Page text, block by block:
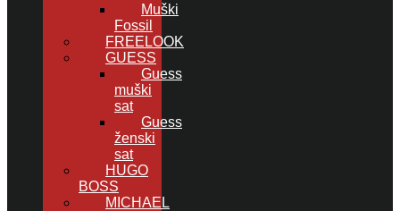
Muški
Fossil
FREELOOK
GUESS
Guess
muški
sat
Guess
ženski
sat
HUGO
BOSS
MICHAEL